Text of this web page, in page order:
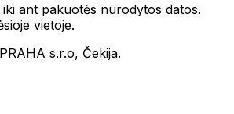
ant pakuotės nurodytos datos.
vietoje.
s.r.o, Čekija.